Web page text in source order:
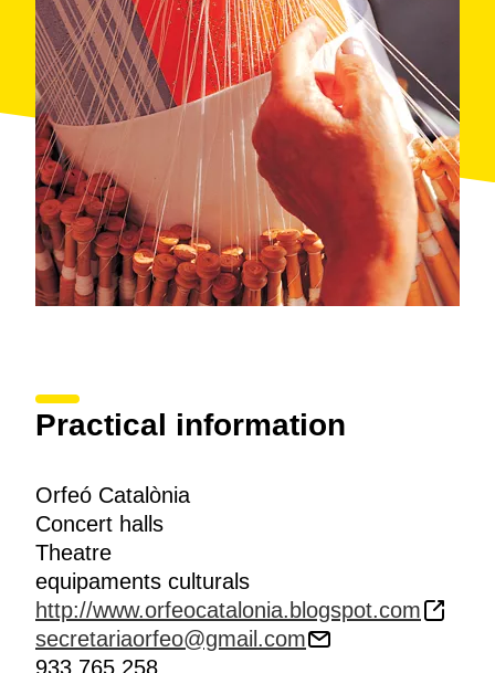
Practical information
Orfeó Catalònia
Concert halls
Theatre
equipaments culturals
http://www.orfeocatalonia.blogspot.com
secretariaorfeo@gmail.com
933 765 258